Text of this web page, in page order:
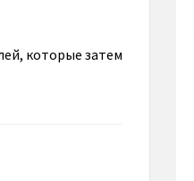
которые затем